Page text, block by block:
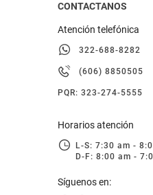
CONTACTANOS
Atención telefónica
322-688-8282
(606) 8850505
PQR: 323-274-5555
Horarios atención
L-S: 7:30 am -
D-F: 8:00 am -
Síguenos en: